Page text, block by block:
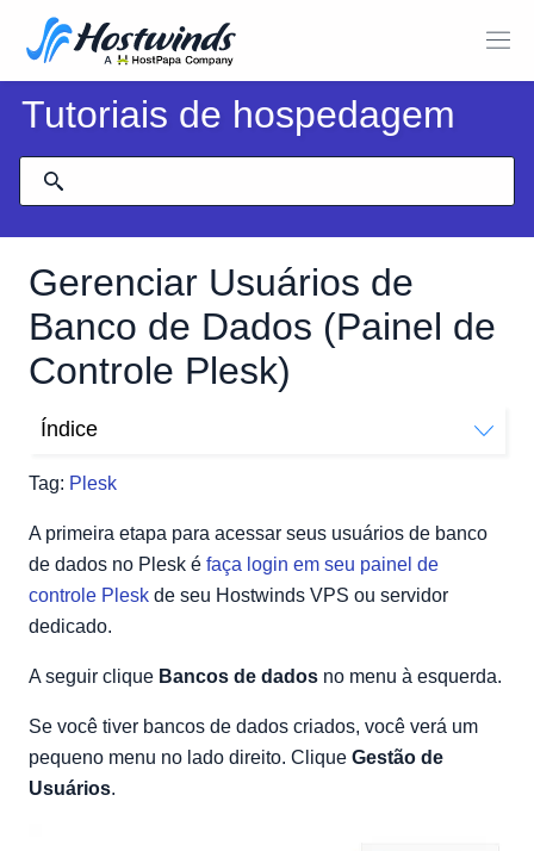
Tutoriais de hospedagem
Gerenciar Usuários de
Banco de Dados (Painel de
Controle Plesk)
Tag: Plesk
Índice
Modificando um usuário de banco de dados existente
Excluindo um usuário de banco de dados
A primeira etapa para acessar seus usuários de banco
de dados no Plesk é faça login em seu painel de
controle Plesk de seu Hostwinds VPS ou servidor
dedicado.
A seguir clique Bancos de dados no menu à esquerda.
Se você tiver bancos de dados criados, você verá um
pequeno menu no lado direito. Clique Gestão de
Usuários.